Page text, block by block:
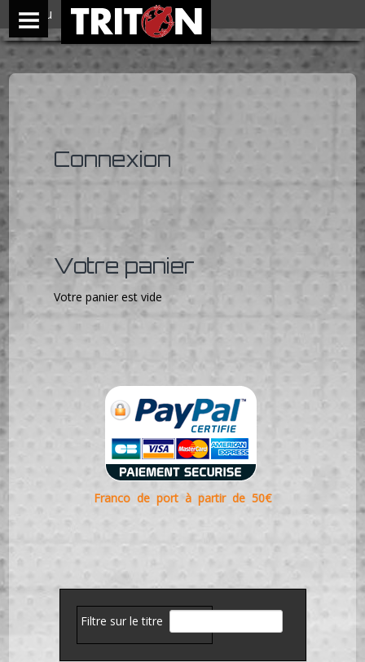
Connexion
Votre panier
Votre panier est vide
Franco de port à partir de 50€
Filtre sur le titre
Menu